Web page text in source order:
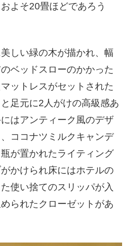
よそ20畳ほどであろう
しい緑の木が描かれ、幅
ベッドスローのかかった
ットレスがセットされた
足元に2人がけの高級感あ
はアンティーク風のデザ
ココナツミルクキャンデ
が置かれたライティング
かけられ床にはホテルの
使い捨てのスリッパが入
られたクローゼットがあ